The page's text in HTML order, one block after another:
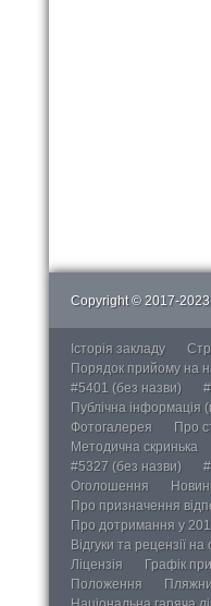
Copyright © 2017-2023
Історія закладу
Порядок прийому на
#5401 (без назви)
Публічна інформація
Фотогалерея
Про
Методична скринька
#5327 (без назви)
Оголошення
Про призначення
Про дотримання у
Відгуки та рецензії
Ліцензія
Графік
Положення